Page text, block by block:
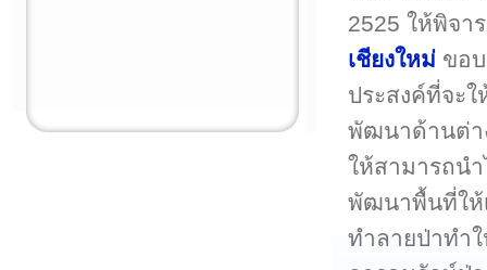
2525 ให้พิจา
เชียงใหม่ ขอ
ประสงค์ที่จะ
พัฒนาด้านต่า
ให้สามารถน
พัฒนาพื้นที่ให้
ทำลายป่าทำ